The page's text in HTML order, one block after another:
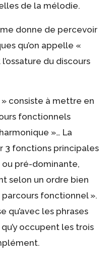
de la mélodie.
me donne de percevoir
qu’on appelle «
du discours
» consiste à mettre en
fonctionnels
»… La
3 fonctions principales
ou pré-dominante,
selon un ordre bien
fonctionnel ».
qu’avec les phrases
occupent les trois